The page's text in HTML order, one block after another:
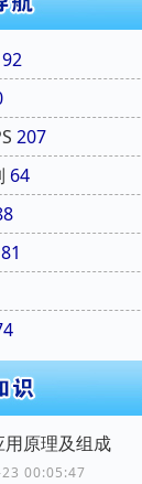
207
64
81
用原理及组成
00:05:47